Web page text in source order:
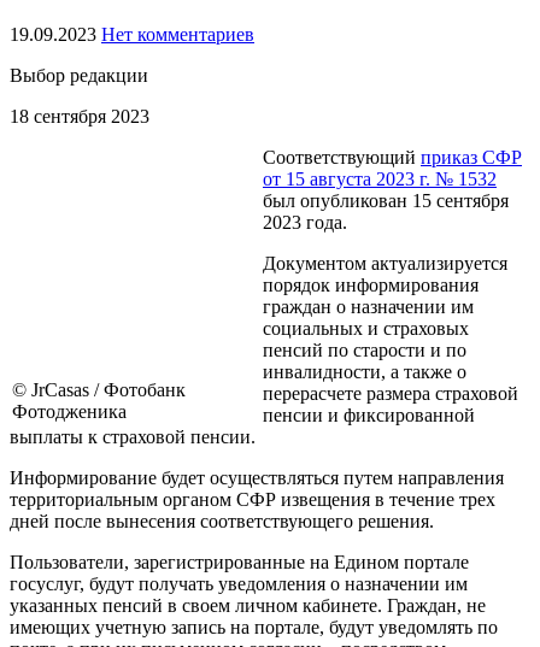
19.09.2023 Нет комментариев
Выбор редакции
18 сентября 2023
© JrCasas / Фотобанк
Фотодженика
Соответствующий приказ СФР
от 15 августа 2023 г. № 1532
был опубликован 15 сентября
2023 года.
Документом актуализируется
порядок информирования
граждан о назначении им
социальных и страховых
пенсий по старости и по
инвалидности, а также о
перерасчете размера страховой
пенсии и фиксированной
выплаты к страховой пенсии.
Информирование будет осуществляться путем направления
территориальным органом СФР извещения в течение трех
дней после вынесения соответствующего решения.
Пользователи, зарегистрированные на Едином портале
госуслуг, будут получать уведомления о назначении им
указанных пенсий в своем личном кабинете. Граждан, не
имеющих учетную запись на портале, будут уведомлять по